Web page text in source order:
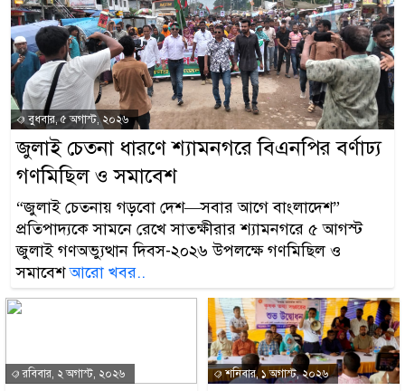
বুধবার, ৫ অগাস্ট, ২০২৬
জুলাই চেতনা ধারণে শ্যামনগরে বিএনপির বর্ণাঢ্য
গণমিছিল ও সমাবেশ
“জুলাই চেতনায় গড়বো দেশ—সবার আগে বাংলাদেশ”
প্রতিপাদ্যকে সামনে রেখে সাতক্ষীরার শ্যামনগরে ৫ আগস্ট
জুলাই গণঅভ্যুত্থান দিবস-২০২৬ উপলক্ষে গণমিছিল ও
সমাবেশআরো খবর..
রবিবার, ২ অগাস্ট, ২০২৬ শনিবার, ১ অগাস্ট, ২০২৬